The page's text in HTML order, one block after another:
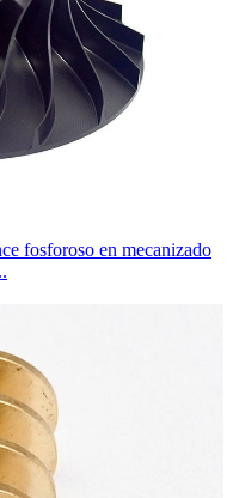
fosforoso en mecanizado